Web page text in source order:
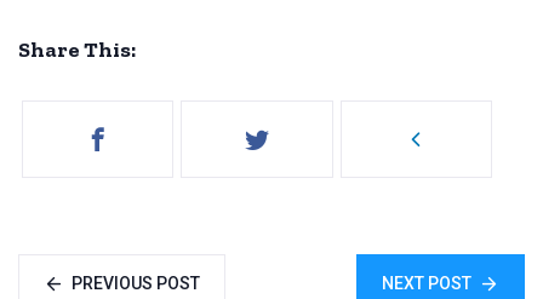
Share This:
PREVIOUS POST NEXT POST